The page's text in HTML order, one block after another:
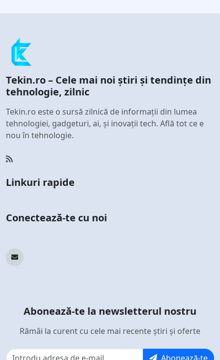
Tekin.ro – Cele mai noi știri și tendințe din
tehnologie, zilnic
Tekin.ro este o sursă zilnică de informații din lumea
tehnologiei, gadgeturi, ai, și inovații tech. Află tot ce e
nou în tehnologie.
Linkuri rapide
Conectează-te cu noi
Abonează-te la newsletterul nostru
Rămâi la curent cu cele mai recente știri și oferte